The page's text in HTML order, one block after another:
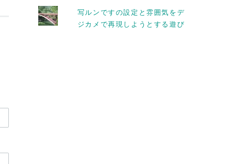
写ルンですの設定と雰囲気をデ
ジカメで再現しようとする遊び